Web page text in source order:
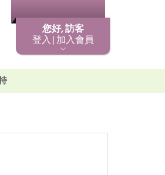
您好, 訪客
登入 | 加入會員